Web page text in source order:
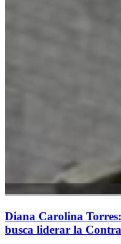
Diana Carolina
busca liderar la